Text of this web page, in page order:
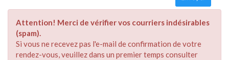
Attention! Merci de vérifier vos courriers indésirables
(spam).
Si vous ne recevez pas l'e-mail de confirmation de votre
rendez-vous, veuillez dans un premier temps consulter